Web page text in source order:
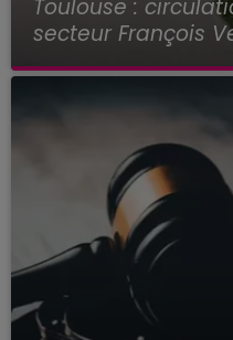
Toulouse :
secteur François